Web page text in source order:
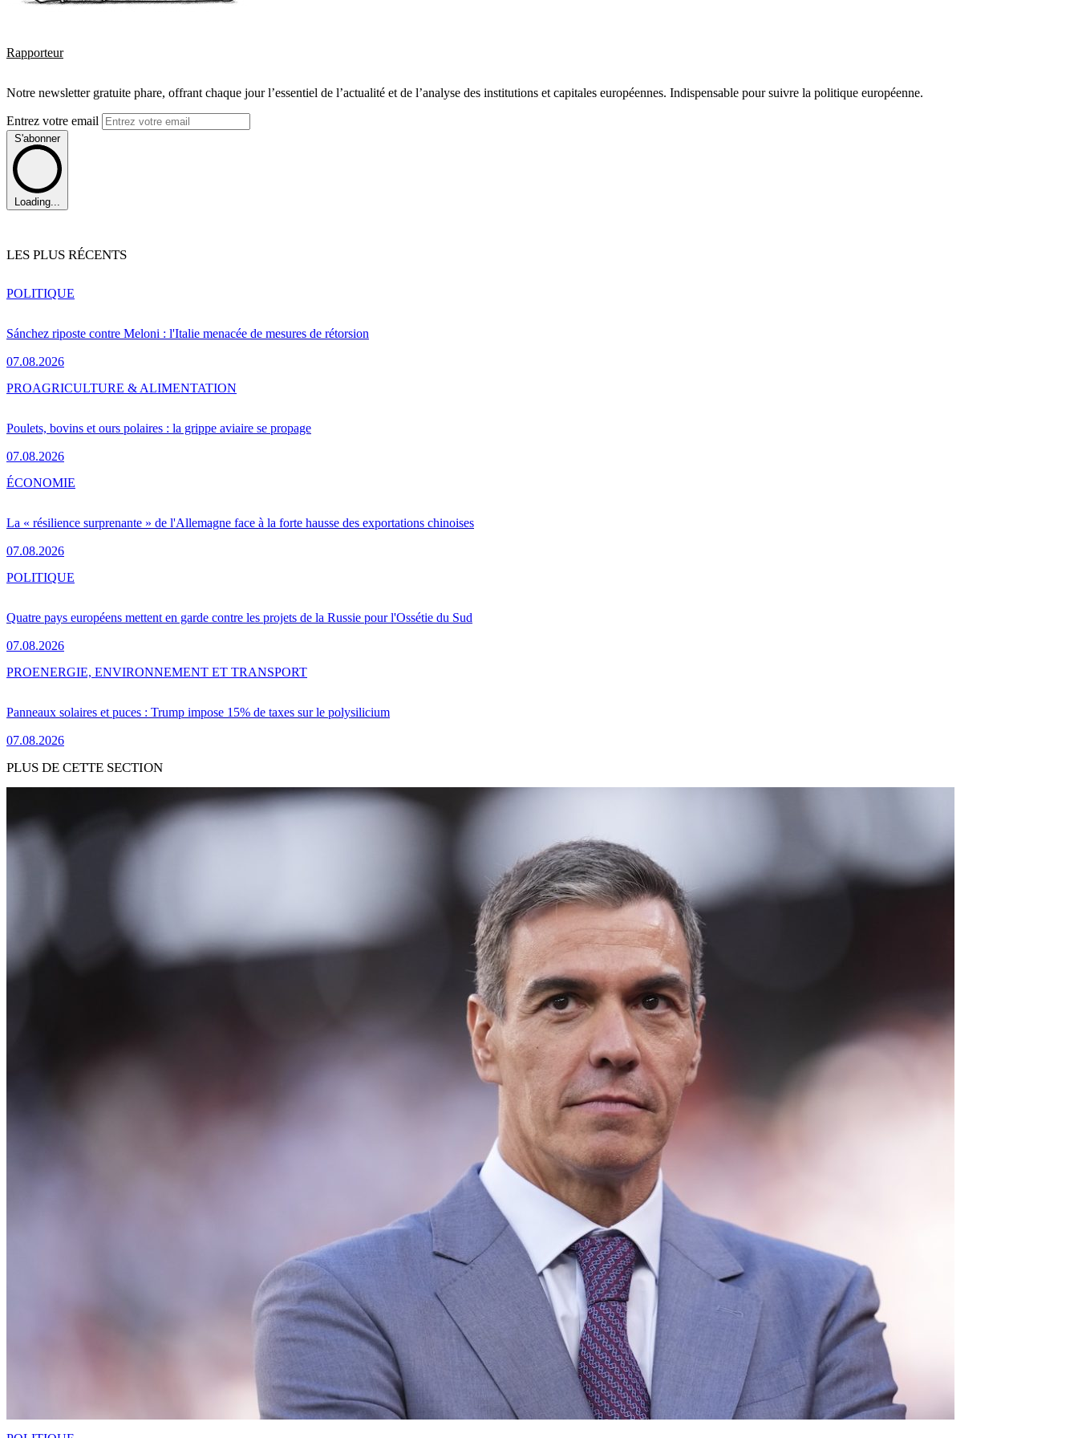
Rapporteur
Notre newsletter gratuite phare, offrant chaque jour l’essentiel de l’actualité et de l’analyse des institutions et capitales européennes. Indispensable pour suivre la politique européenne.
Entrez votre email
S'abonner
Loading...
LES PLUS RÉCENTS
Sánchez riposte contre Meloni : l'Italie menacée de mesures de rétorsion
07.08.2026
POLITIQUE
Poulets, bovins et ours polaires : la grippe aviaire se propage
07.08.2026
PROAGRICULTURE & ALIMENTATION
La « résilience surprenante » de l'Allemagne face à la forte hausse des exportations chinoises
07.08.2026
ÉCONOMIE
Quatre pays européens mettent en garde contre les projets de la Russie pour l'Ossétie du Sud
07.08.2026
POLITIQUE
Panneaux solaires et puces : Trump impose 15% de taxes sur le polysilicium
07.08.2026
PROENERGIE, ENVIRONNEMENT ET TRANSPORT
PLUS DE CETTE SECTION